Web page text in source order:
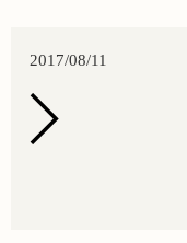
2017/08/11